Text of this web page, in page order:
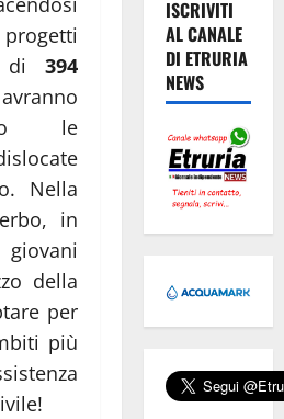
di 394
le
Nella
in
della
per
più
ISCRIVITI
AL CANALE
DI ETRURIA
NEWS